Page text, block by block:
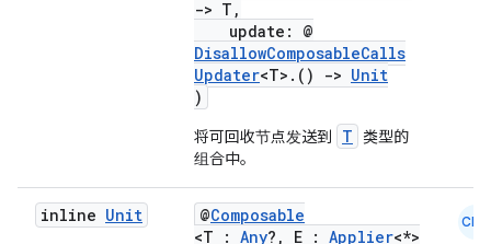
-> T,
update: @
DisallowComposableCalls
Updater<T>.() -> Unit
)
将可回收节点发送到 T
类型的
组合中。
inline Unit @Composable
<T : Any?, E : Applier<*>
CMN